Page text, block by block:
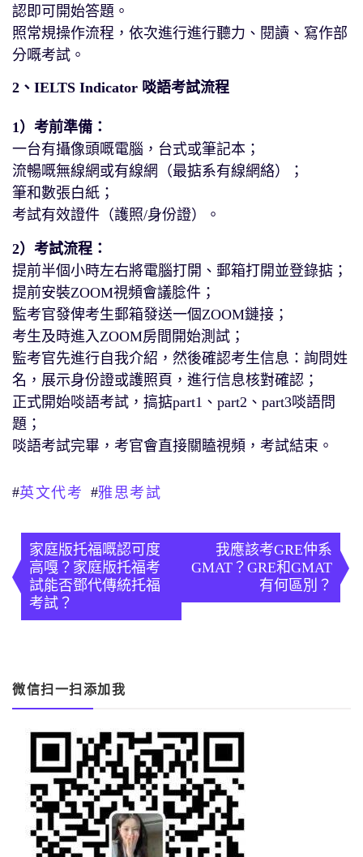
認即可開始答題。
照常規操作流程，依次進行進行聽力、閱讀、寫作部
分嘅考試。
2、IELTS Indicator 啖語考試流程
1）考前準備：
一台有攝像頭嘅電腦，台式或筆記本；
流暢嘅無線網或有線網（最掂系有線網絡）；
筆和數張白紙；
考試有效證件（護照/身份證）。
2）考試流程：
提前半個小時左右將電腦打開、郵箱打開並登錄掂；
提前安裝ZOOM視頻會議腍件；
監考官發俾考生郵箱發送一個ZOOM鏈接；
考生及時進入ZOOM房間開始測試；
監考官先進行自我介紹，然後確認考生信息：詢問姓
名，展示身份證或護照頁，進行信息核對確認；
正式開始啖語考試，搞掂part1、part2、part3啖語問
題；
啖語考試完畢，考官會直接關瞌視頻，考試結束。
#英文代考 #雅思考試
章
導
覽
家庭版托福嘅認可度
高嘎？家庭版托福考
試能否鄧代傳統托福
考試？
我應該考GRE仲系
GMAT？GRE和GMAT
有何區別？
微信扫一扫添加我